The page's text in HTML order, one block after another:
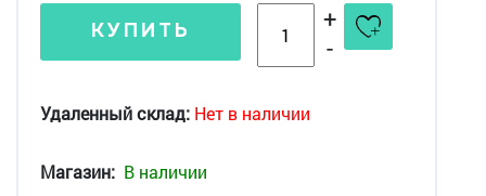
КУПИТЬ
+
-
Удаленный склад: Нет в наличии
Магазин: В наличии